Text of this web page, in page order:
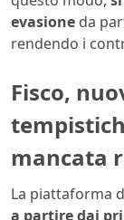
evasione da
rendendo i
Fisco,
mancata
La piattaforma
a partire dai